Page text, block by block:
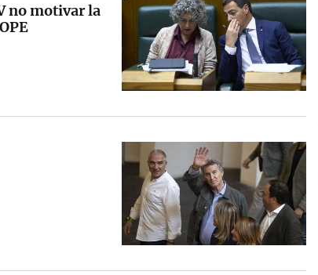
no motivar la